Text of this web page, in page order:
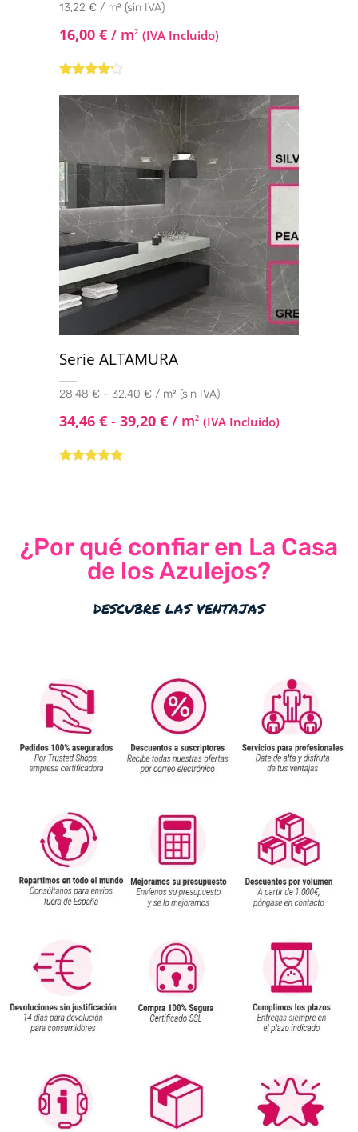
13,22 € / m² (sin IVA)
16,00 € / m2 (IVA Incluido)
con4.00
de 5
Serie ALTAMURA
28,48 € - 32,40 € / m² (sin IVA)
34,46 € - 39,20 € / m2 (IVA Incluido)
¿Por qué confiar en La Casa
de los Azulejos?
descubre las ventajas